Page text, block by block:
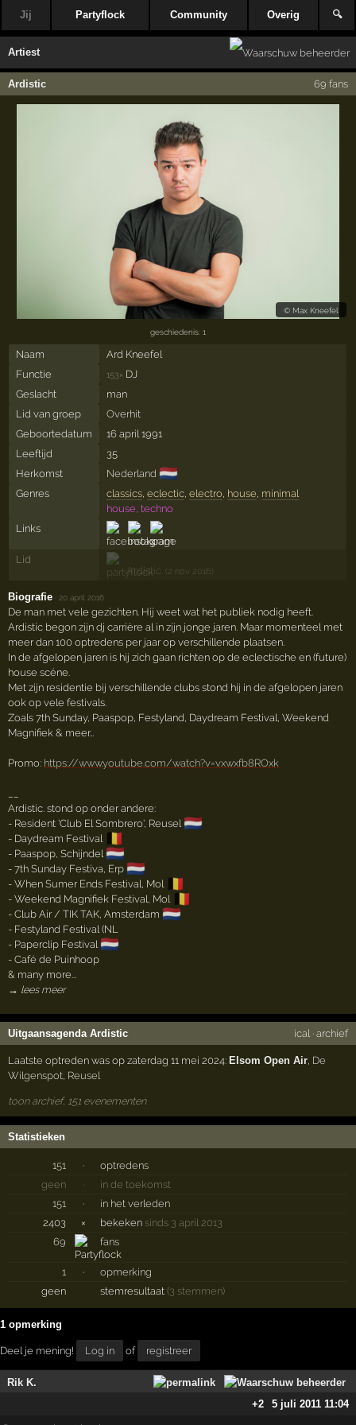
Jij Partyflock Community Overig 🔍
Artiest
Ardistic 69 fans
© Max Kneefel
geschiedenis: 1
Naam
Ard Kneefel
Functie
153× DJ
Geslacht
man
Lid van groep
Overhit
Geboortedatum
16 april 1991
Leeftijd
35
Herkomst
Nederland 🇳🇱
Genres classics, eclectic, electro, house minimal
house, techno
Links
Lid
Ardistic.
(2 nov 2016)
Biografie 20 april 2016
De man met vele gezichten. Hij weet wat het publiek nodig heeft.
Ardistic begon zijn dj carrière al in zijn jonge jaren. Maar momenteel met
meer dan 100 optredens per jaar op verschillende plaatsen.
In de afgelopen jaren is hij zich gaan richten op de eclectische en (future)
house scéne.
Met zijn residentie bij verschillende clubs stond hij in de afgelopen jaren
ook op vele festivals.
Zoals 7th Sunday, Paaspop, Festyland, Daydream Festival, Weekend
Magnifiek & meer…
Promo: https://www.youtube.com/watch?v=vxwxfb8ROxk
Ardistic. stond op onder andere:
- Resident 'Club El Sombrero', Reusel 🇳🇱
- Daydream Festival 🇧🇪
- Paaspop, Schijndel 🇳🇱
- 7th Sunday Festiva, Erp 🇳🇱
- When Sumer Ends Festival, Mol 🇧🇪
- Weekend Magnifiek Festival, Mol 🇧🇪
- Club Air / TIK TAK, Amsterdam 🇳🇱
- Festyland Festival (NL
- Paperclip Festival 🇳🇱
- Café de Puinhoop
& many more...
→ lees meer
Uitgaansagenda Ardistic ical · archief
Laatste optreden was op zaterdag 11 mei 2024: Elsom Open Air, De
Wilgenspot, Reusel
toon archief, 151 evenementen
Statistieken
151 ·
optredens
geen
·
in de toekomst
151
·
in het verleden
2403
× bekeken sinds 3 april 2013
69
fans
1 ·
opmerking
geen
stemresultaat(3 stemmen)
1 opmerking
Deel je mening! Log in of registreer
Rik K.
+2
5 juli 2011 11:04